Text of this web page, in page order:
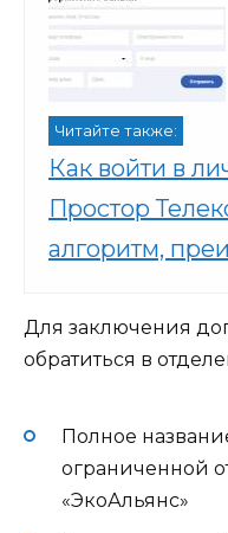
Читайте также:
Как войти в
Простор
алгоритм,
Для заключения
обратиться в
Полное
ограниченной
«ЭкоАльянс»